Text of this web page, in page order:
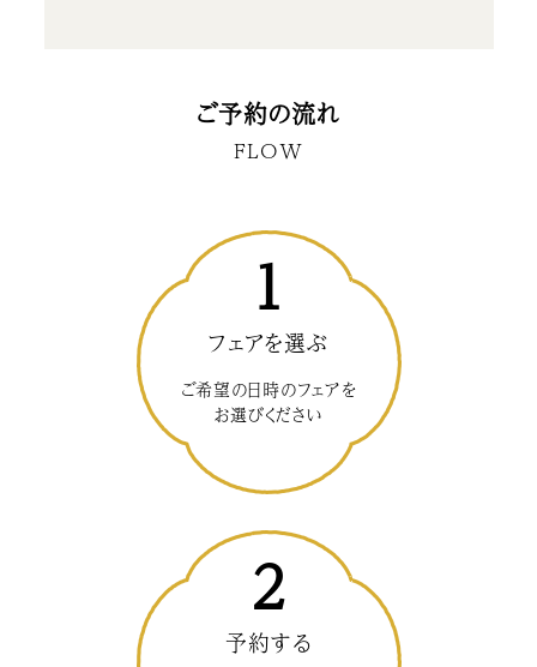
ご予約の流れ
FLOW
1
フェアを選ぶ
ご希望の日時のフェアを
お選びください
2
予約する